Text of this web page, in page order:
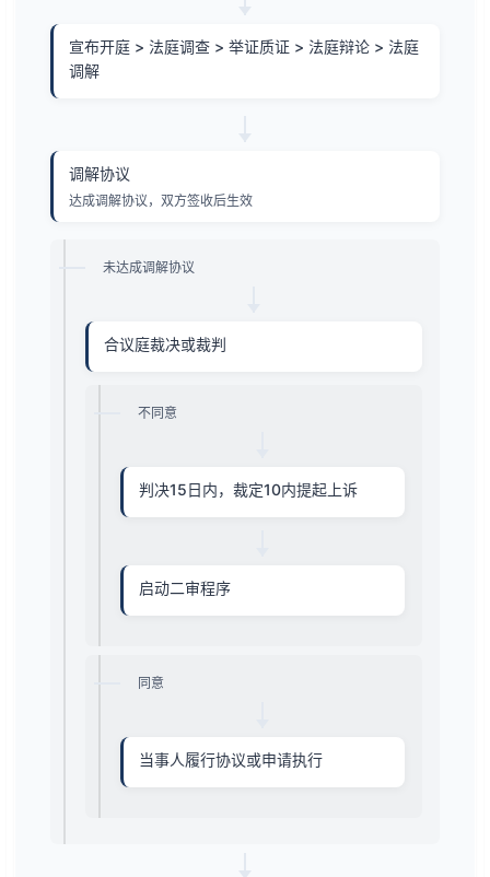
宣布开庭 > 法庭调查 > 举证质证 > 法庭辩论 > 法庭
调解
调解协议
达成调解协议，双方签收后生效
未达成调解协议
合议庭裁决或裁判
不同意
判决15日内，裁定10内提起上诉
启动二审程序
同意
当事人履行协议或申请执行